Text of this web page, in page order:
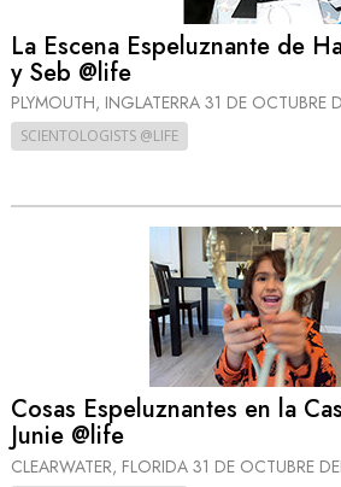
La Escena Espeluznante de
y Seb @life
PLYMOUTH, INGLATERRA 31 DE OCTUBRE
SCIENTOLOGISTS @LIFE
Cosas Espeluznantes en la
Junie @life
CLEARWATER, FLORIDA 31 DE OCTUBRE